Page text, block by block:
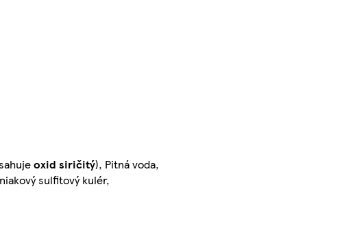
oxid siričitý), Pitná voda,
sulfitový kulér,